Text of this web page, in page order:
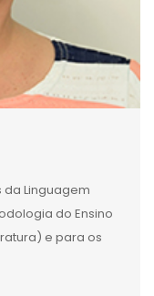
Linguagem
do Ensino
e para os